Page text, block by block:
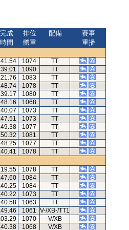
完成
時間
排位
體重
配備
賽事
重播
1074
TT
1090
TT
1083
TT
1078
TT
1080
TT
1068
TT
1073
TT
1073
TT
1077
TT
1081
TT
1077
TT
1078
TT
1078
TT
1084
TT
1084
TT
1073
TT
1063
TT
1061 V-/XB-/TT1
1070
V/XB
1068
V/XB